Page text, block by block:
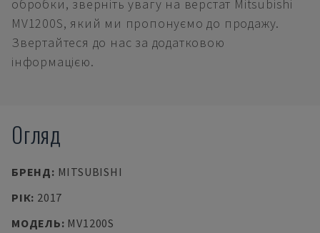
обробки, зверніть увагу на верстат Mitsubishi
MV1200S, який ми пропонуємо до продажу.
Звертайтеся до нас за додатковою
інформацією.
Огляд
БРЕНД: MITSUBISHI
РІК: 2017
МОДЕЛЬ: MV1200S